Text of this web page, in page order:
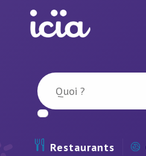
Restaurants